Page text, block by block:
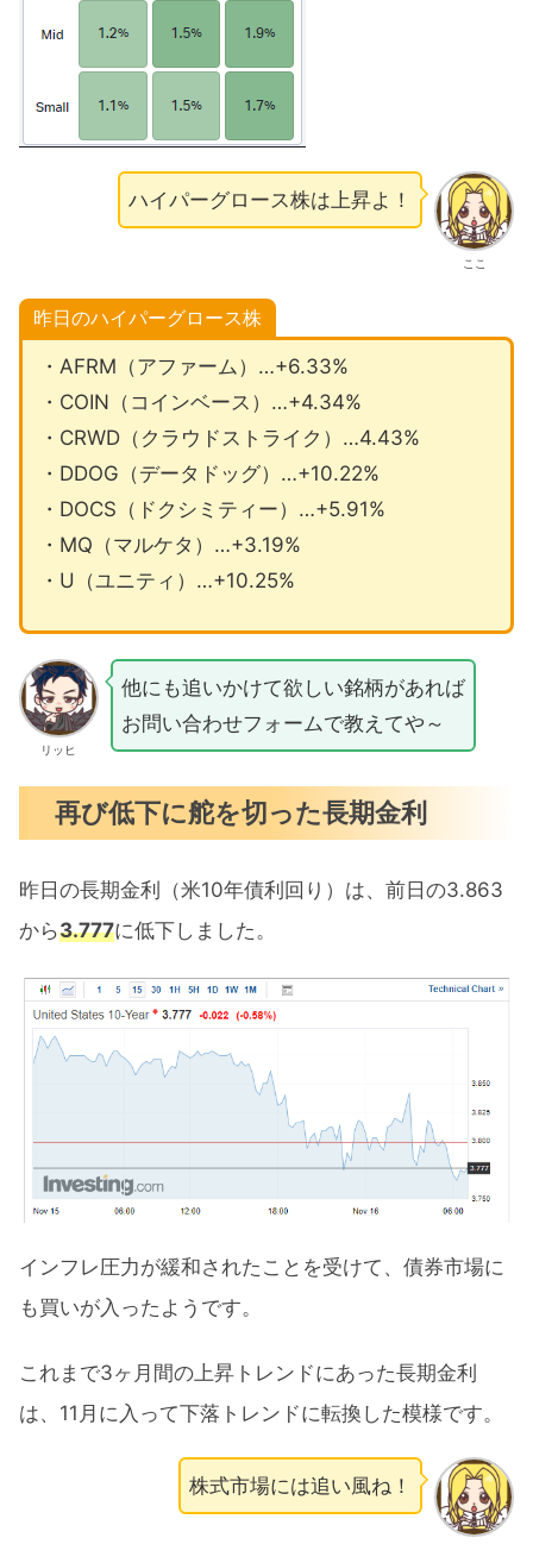
ここ
ハイパーグロース株は上昇よ！
昨日のハイパーグロース株
・AFRM（アファーム）…+6.33%
・COIN（コインベース）…+4.34%
・CRWD（クラウドストライク）…4.43%
・DDOG（データドッグ）…+10.22%
・DOCS（ドクシミティー）…+5.91%
・MQ（マルケタ）…+3.19%
・U（ユニティ）…+10.25%
リッヒ
他にも追いかけて欲しい銘柄があれば
お問い合わせフォームで教えてや～
再び低下に舵を切った長期金利
昨日の長期金利（米10年債利回り）は、前日の3.863
から3.777に低下しました。
インフレ圧力が緩和されたことを受けて、債券市場に
も買いが入ったようです。
これまで3ヶ月間の上昇トレンドにあった長期金利
は、11月に入って下落トレンドに転換した模様です。
株式市場には追い風ね！